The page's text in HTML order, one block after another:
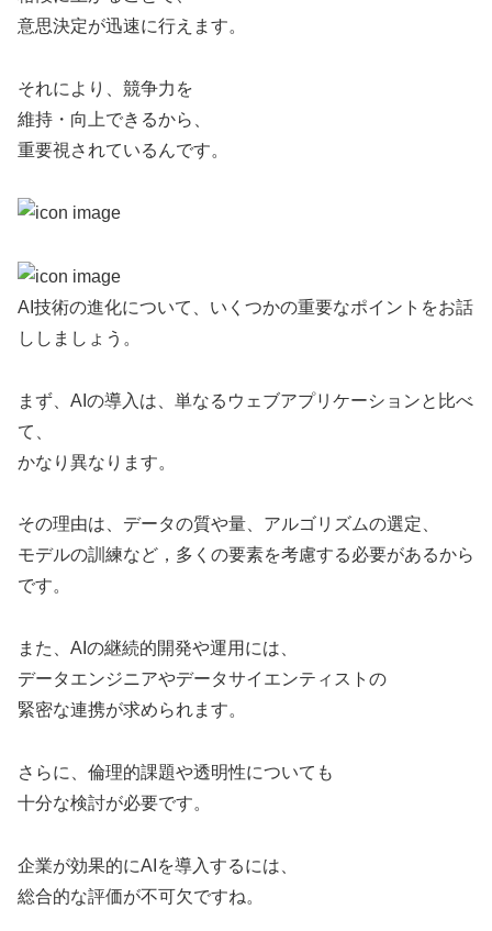
意思決定が迅速に行えます。
それにより、競争力を
維持・向上できるから、
重要視されているんです。
AI技術の進化について、いくつかの重要なポイントをお話
ししましょう。
まず、AIの導入は、単なるウェブアプリケーションと比べ
て、
かなり異なります。
その理由は、データの質や量、アルゴリズムの選定、
モデルの訓練など，多くの要素を考慮する必要があるから
です。
また、AIの継続的開発や運用には、
データエンジニアやデータサイエンティストの
緊密な連携が求められます。
さらに、倫理的課題や透明性についても
十分な検討が必要です。
企業が効果的にAIを導入するには、
総合的な評価が不可欠ですね。